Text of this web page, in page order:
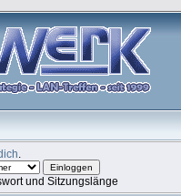
und Sitzungslänge